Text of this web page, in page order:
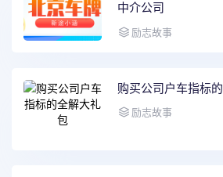
中介公司
励志故事
购买公司户车指标
励志故事